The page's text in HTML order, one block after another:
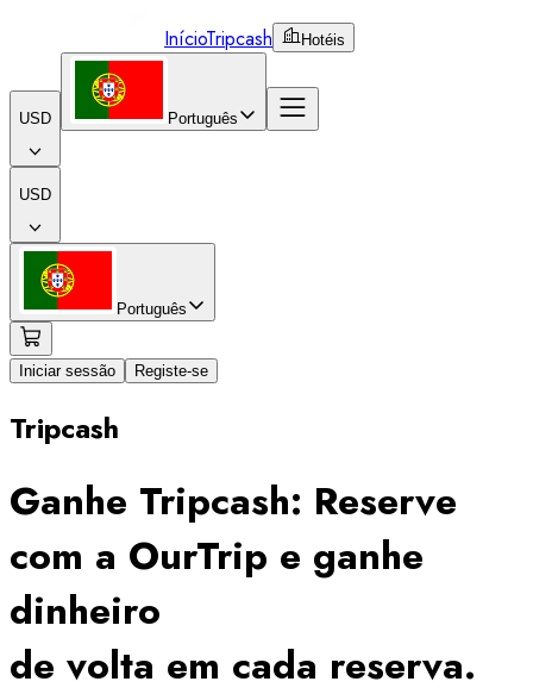
InícioTripcash Hotéis
USD Português
USD
Português
Iniciar sessão Registe-se
Tripcash
Ganhe Tripcash: Reserve
com a OurTrip e ganhe
dinheiro
de volta em cada reserva.